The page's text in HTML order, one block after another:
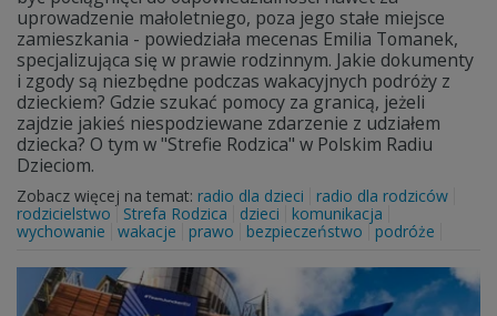
uprowadzenie małoletniego, poza jego stałe miejsce
zamieszkania - powiedziała mecenas Emilia Tomanek,
specjalizująca się w prawie rodzinnym. Jakie dokumenty
i zgody są niezbędne podczas wakacyjnych podróży z
dzieckiem? Gdzie szukać pomocy za granicą, jeżeli
zajdzie jakieś niespodziewane zdarzenie z udziałem
dziecka? O tym w "Strefie Rodzica" w Polskim Radiu
Dzieciom.
Zobacz więcej na temat: radio dla dzieci
radio dla rodziców
rodzicielstwo
Strefa Rodzica dzieci
komunikacja
wychowanie
wakacje prawo bezpieczeństwo podróże